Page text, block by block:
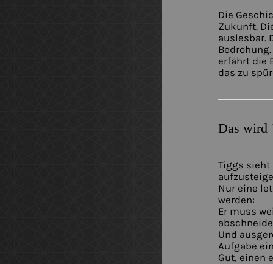
Die
Zukunft.
auslesbar.
erfährt die
das zu
Das wird
Tiggs sieht
Nur eine
werden:
Er muss
Und
Aufgabe
Gut, einen